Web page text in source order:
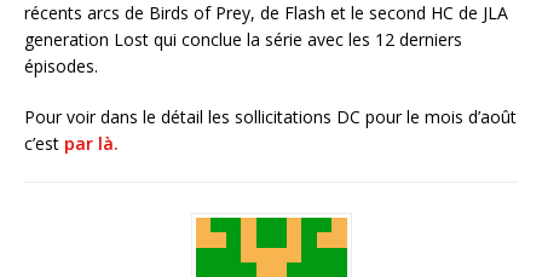
récents arcs de Birds of Prey, de Flash et le second HC de JLA
generation Lost qui conclue la série avec les 12 derniers
épisodes.
Pour voir dans le détail les sollicitations DC pour le mois d’août
c’est par là.